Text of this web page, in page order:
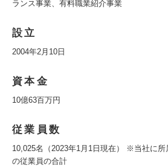
ランス事業、有料職業紹介事業
設立
2004年2月10日
資本金
10億63百万円
従業員数
10,025名（2023年1月1日現在） ※当社に
の従業員の合計